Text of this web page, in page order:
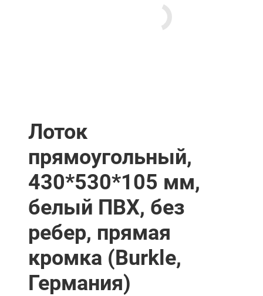
Лоток
прямоугольный,
430*530*105 мм,
белый ПВХ, без
ребер, прямая
кромка (Burkle,
Германия)